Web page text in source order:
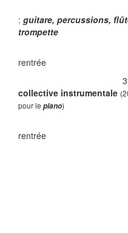
Les
: guitare, percussions,
trompette
Sous réserve
rentrée
collective instrumentale
pour le piano)
Sous réserve
rentrée